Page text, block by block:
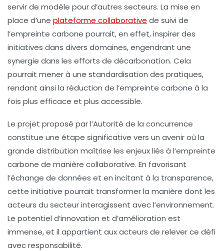
servir de modèle pour d’autres secteurs. La mise en
place d’une plateforme collaborative de suivi de
l’empreinte carbone pourrait, en effet, inspirer des
initiatives dans divers domaines, engendrant une
synergie dans les efforts de décarbonation. Cela
pourrait mener à une standardisation des pratiques,
rendant ainsi la réduction de l’empreinte carbone à la
fois plus efficace et plus accessible.
Le projet proposé par l’Autorité de la concurrence
constitue une étape significative vers un avenir où la
grande distribution maîtrise les enjeux liés à l’empreinte
carbone de manière collaborative. En favorisant
l’échange de données et en incitant à la transparence,
cette initiative pourrait transformer la manière dont les
acteurs du secteur interagissent avec l’environnement.
Le potentiel d’innovation et d’amélioration est
immense, et il appartient aux acteurs de relever ce défi
avec responsabilité.